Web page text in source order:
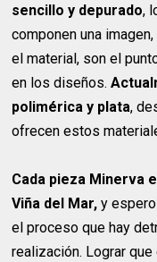
sencillo y depurado,
componen una
el material, son el
en los diseños.
polimérica y plata,
ofrecen estos
Cada pieza Minerva
Viña del Mar, y
el proceso que hay
realización. Lograr